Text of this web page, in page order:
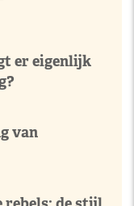
er eigenlijk
van